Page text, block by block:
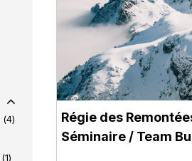
(4)
(1)
Régie des
Séminaire / Team